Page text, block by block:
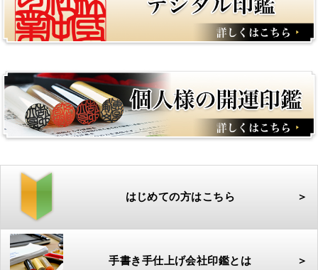
はじめての方はこちら ＞
手書き手仕上げ会社印鑑とは ＞